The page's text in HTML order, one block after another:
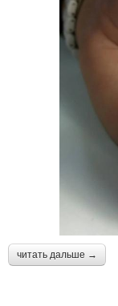
читать дальше →